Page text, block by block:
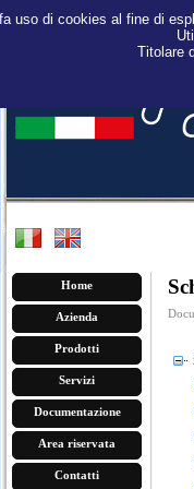
Home
Azienda
Prodotti
Servizi
Documentazione
Area riservata
Contatti
uso di cookies al fine di
Titolare